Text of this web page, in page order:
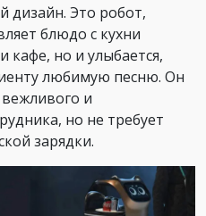
дизайн. Это робот,
блюдо с кухни
кафе, но и улыбается,
любимую песню. Он
и
но не требует
зарядки.